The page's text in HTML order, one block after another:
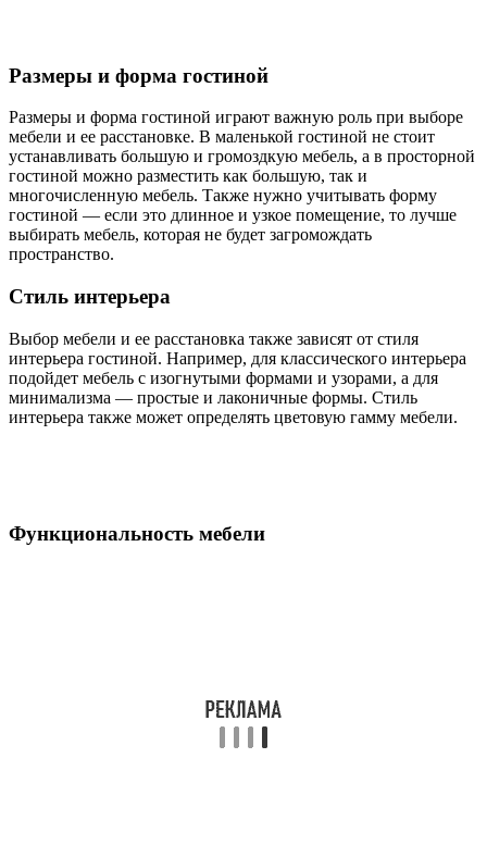
Размеры и форма гостиной
Размеры и форма гостиной играют важную роль при выборе
мебели и ее расстановке. В маленькой гостиной не стоит
устанавливать большую и громоздкую мебель, а в просторной
гостиной можно разместить как большую, так и
многочисленную мебель. Также нужно учитывать форму
гостиной — если это длинное и узкое помещение, то лучше
выбирать мебель, которая не будет загромождать
пространство.
Стиль интерьера
Выбор мебели и ее расстановка также зависят от стиля
интерьера гостиной. Например, для классического интерьера
подойдет мебель с изогнутыми формами и узорами, а для
минимализма — простые и лаконичные формы. Стиль
интерьера также может определять цветовую гамму мебели.
Функциональность мебели